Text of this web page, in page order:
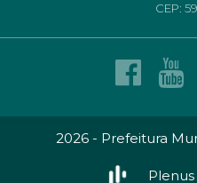
CEP:
2026 - Prefeitura